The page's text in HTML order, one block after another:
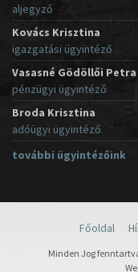
aljegyző
Kovács Krisztina
igazgatási ügyintéző
Vasasné Gödöllői Petra
pénzügyi ügyintéző
Broda Krisztina
adóügyi ügyintéző
további ügyintézőink
Főoldal
Minden Jog